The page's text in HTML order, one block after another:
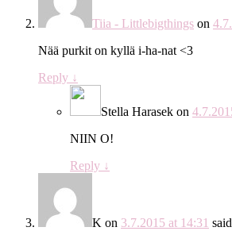
Tiia - Littlebigthings on
Nää purkit on kyllä i-ha-nat <3
Reply ↓
Stella Harasek on
NIIN O!
Reply ↓
K on 3.7.2015 at 14:31